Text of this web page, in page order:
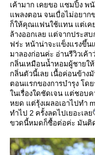
เค้ามาก เคยขอ แซมปิ้ง พ
พลงตอน จนเบื่อไม่อยาก
ก็ให้คุณแฟนใช้แทน แต่เค
ล้างออกเลย แต่จากประส
ฟร่ะ หน้าน่าจะแข็งแรงขึ้น
มาลองก่อนค่ะ อ่านรีวิวเค้
กลิ่นเหมือนน้ำหอมผู้ชายใ
กลิ่นตัวนี้เลย เนื้อค่อนข้าง
ตอนแรกของการบำรุง โด
นเรื่องใดชัดเจน แต่ชอบค
หยด แต่รุ้งเผลอเอาไปทำ
ทำไป 2 ครั้งลดไปเยอะเล
ขวดนี้หมดก็ซื้อต่อค่ะ มันติ